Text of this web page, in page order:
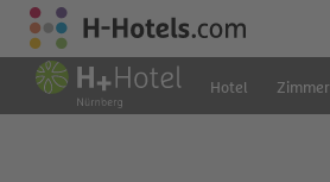
Hotel Zimmer